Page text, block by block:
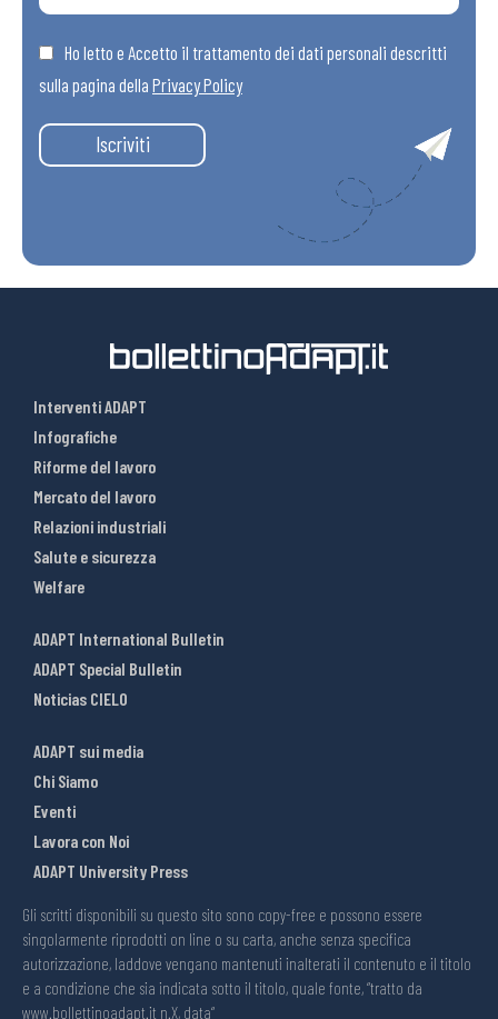
Ho letto e Accetto il trattamento dei dati personali descritti
sulla pagina della Privacy Policy
Iscriviti
Interventi ADAPT
Infografiche
Riforme del lavoro
Mercato del lavoro
Relazioni industriali
Salute e sicurezza
Welfare
ADAPT International Bulletin
ADAPT Special Bulletin
Noticias CIELO
ADAPT sui media
Chi Siamo
Eventi
Lavora con Noi
ADAPT University Press
Gli scritti disponibili su questo sito sono copy-free e possono essere
singolarmente riprodotti on line o su carta, anche senza specifica
autorizzazione, laddove vengano mantenuti inalterati il contenuto e il titolo
e a condizione che sia indicata sotto il titolo, quale fonte, “tratto da
www.bollettinoadapt.it n.X, data“